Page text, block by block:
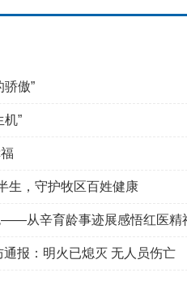
傲”
”
生，守护牧区百姓健康
——从辛育龄事迹展感悟红医精
报：明火已熄灭 无人员伤亡